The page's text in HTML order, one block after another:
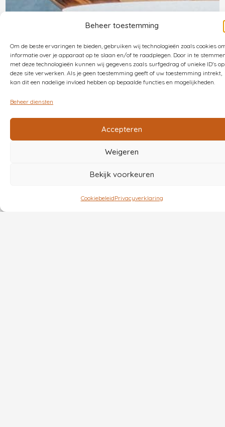
Beheer toestemming
Om de beste ervaringen te bieden, gebruiken wij technologieën zoals cookies
informatie over je apparaat op te slaan en/of te raadplegen. Door in te
met deze technologieën kunnen wij gegevens zoals surfgedrag of unieke ID's op
deze site verwerken. Als je geen toestemming geeft of uw toestemming intrekt,
kan dit een nadelige invloed hebben op bepaalde functies en mogelijkheden.
Beheer diensten
Accepteren
Weigeren
Bekijk voorkeuren
CookiebeleidPrivacyverklaring